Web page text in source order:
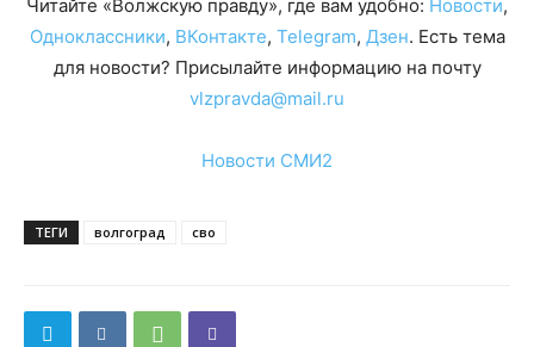
Читайте «Волжскую правду», где вам удобно: Новости,
Одноклассники, ВКонтакте, Telegram, Дзен. Есть тема
для новости? Присылайте информацию на почту
vlzpravda@mail.ru
Новости СМИ2
ТЕГИ волгоград сво